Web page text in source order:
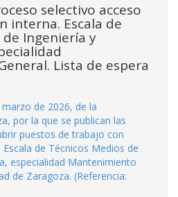
selectivo acceso
interna. Escala de
Ingeniería y
Lista de espera
marzo de 2026, de la
por la que se publican las
puestos de trabajo con
de Técnicos Medios de
especialidad Mantenimiento
de Zaragoza. (Referencia: